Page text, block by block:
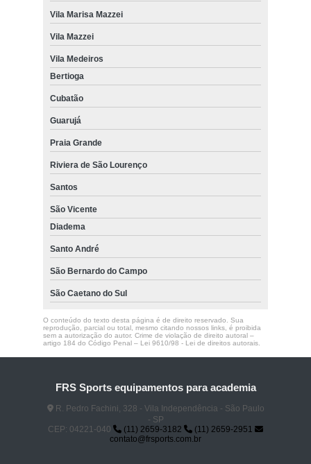
Vila Marisa Mazzei
Vila Mazzei
Vila Medeiros
Bertioga
Cubatão
Guarujá
Praia Grande
Riviera de São Lourenço
Santos
São Vicente
Diadema
Santo André
São Bernardo do Campo
São Caetano do Sul
O conteúdo do texto desta página é de direito reservado. Sua
reprodução, parcial ou total, mesmo citando nossos links, é proibida
sem a autorização do autor. Crime de violação de direito autoral –
artigo 184 do Código Penal – Lei 9610/98 - Lei de direitos autorais.
FRS Sports equipamentos para academia
R. Pedro Fachini, 328 - Vila Independência - São Paulo
- SP
CEP: 04221-040
(11) 2659-3182
(11) 2659-2951
contato@frsports.com.br